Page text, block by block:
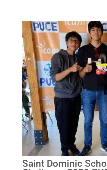
Saint Dominic